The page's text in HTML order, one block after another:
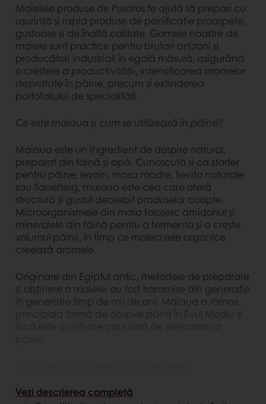
Maielele produse de Puratos te ajută să prepari cu
ușurință și rapid produse de panificație proaspete,
gustoase și de înaltă calitate. Gamele noastre de
maiele sunt practice pentru brutari artizani și
producători industriali în egală măsură, asigurând
o creștere a productivității, intensificarea aromelor
dezvoltate în pâine, precum și extinderea
portofoliului de specialități.
Ce este maiaua și cum se utilizează în pâine?
Maiaua este un ingredient de dospire natural,
preparat din făină și apă. Cunoscută și ca starter
pentru pâine, levain, masa madre, lievito naturale
sau Sauerteig, maiaua este cea care oferă
structură și gustul deosebit produselor coapte.
Microorganismele din maia folosesc amidonul și
mineralele din făină pentru a fermenta și a crește
volumul pâinii, în timp ce moleculele organice
creează aromele.
Originare din Egiptul antic, metodele de preparare
și obținere a maielei au fost transmise din generație
în generație timp de mii de ani. Maiaua a rămas
principala formă de dospire până în Evul Mediu și
Maiaua este o metodă naturală de dospire, cu
Vezi descrierea completă